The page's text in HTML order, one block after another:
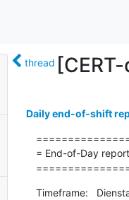
thread
Daily end-of-shift
= End-of-Day
Timeframe: